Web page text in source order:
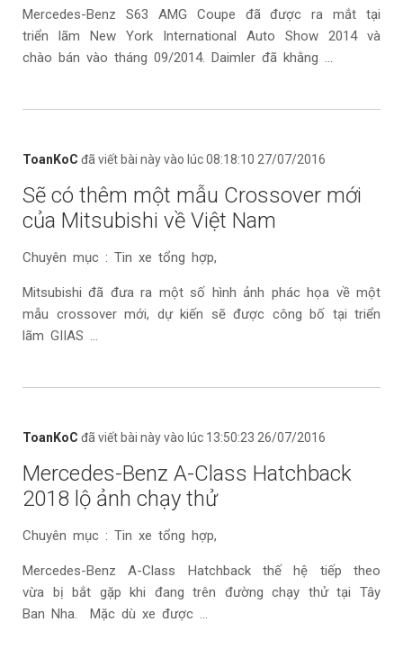
Mercedes-Benz S63 AMG Coupe đã được ra mắt tại
triển lãm New York International Auto Show 2014 và
chào bán vào tháng 09/2014. Daimler đã khằng ...
ToanKoC đã viết bài này vào lúc 08:18:10 27/07/2016
Sẽ có thêm một mẫu Crossover mới
của Mitsubishi về Việt Nam
Chuyên mục : Tin xe tổng hợp,
Mitsubishi đã đưa ra một số hình ảnh phác họa về một
mẫu crossover mới, dự kiến sẽ được công bố tại triển
lãm GIIAS ...
ToanKoC đã viết bài này vào lúc 13:50:23 26/07/2016
Mercedes-Benz A-Class Hatchback
2018 lộ ảnh chạy thử
Chuyên mục : Tin xe tổng hợp,
Mercedes-Benz A-Class Hatchback thế hệ tiếp theo
vừa bị bắt gặp khi đang trên đường chạy thử tại Tây
Ban Nha. Mặc dù xe được ...